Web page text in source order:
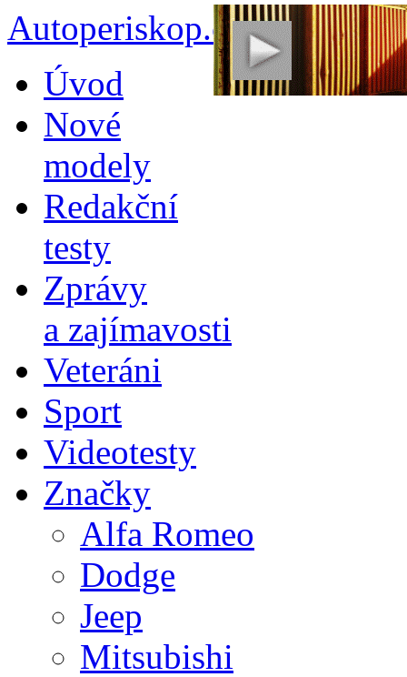
Autoperiskop.cz –
obsahu
webu
Úvod
Nové
modely
Redakční
testy
Zprávy
a zajímavosti
Veteráni
Sport
Videotesty
Značky
Alfa Romeo
Dodge
Jeep
Mitsubishi